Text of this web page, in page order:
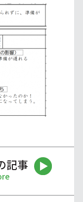
記事